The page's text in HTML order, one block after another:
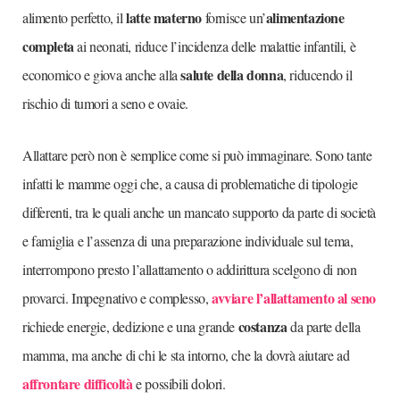
alimento perfetto, illatte maternofornisce un’alimentazione
completaai neonati, riduce l’incidenza delle malattie infantili, è
economico e giova anche allasalute della donna, riducendo il
rischio di tumori a seno e ovaie.
Allattare però non è semplice come si può immaginare. Sono tante
infatti le mamme oggi che, a causa di problematiche di tipologie
differenti, tra le quali anche un mancato supporto da parte di società
e famiglia e l’assenza di una preparazione individuale sul tema,
interrompono presto l’allattamento o addirittura scelgono di non
provarci. Impegnativo e complesso,avviare l’allattamento al seno
richiede energie, dedizione e una grandecostanzada parte della
mamma, ma anche di chi le sta intorno, che la dovrà aiutare ad
affrontare difficoltàe possibili dolori.